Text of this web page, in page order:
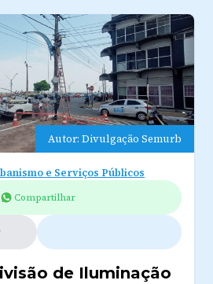
Autor: Divulgação Semurb
e Serviços Públicos
Compartilhar
de Iluminação